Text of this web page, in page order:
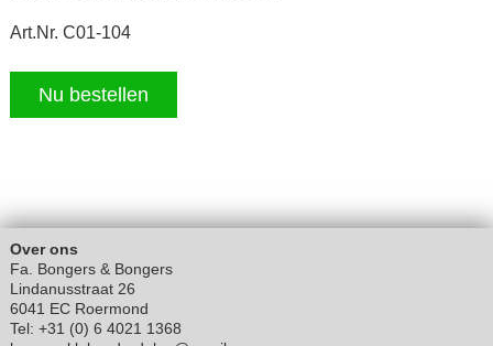
Art.Nr. C01-104
Nu bestellen
Over ons
Fa. Bongers & Bongers
Lindanusstraat 26
6041 EC Roermond
Tel: +31 (0) 6 4021 1368